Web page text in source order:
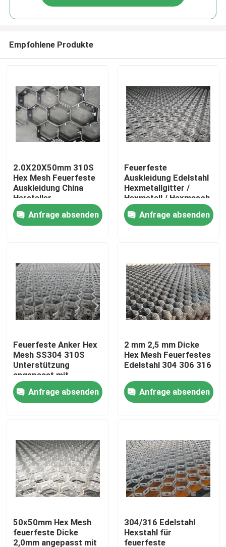
Produkte
Videos
VR-Show
Über uns
Qualitätskontrolle
Kontaktiere uns
Fechten der geschweißten Masche
Empfohlene Produkte
2.0X20X50mm 310S
Hex Mesh Feuerfeste
Auskleidung China
Hersteller
Anfrage absenden
Feuerfeste
Auskleidung Edelstahl
Hexmetallgitter /
Hexmetall / Hexmesch
Lieferant Form China
Anfrage absenden
Feuerfeste Anker Hex
Mesh SS304 310S
Unterstützung
angepasst mit
50x50mm Mesh
Anfrage absenden
2 mm 2,5 mm Dicke
Hex Mesh Feuerfestes
Edelstahl 304 306 316
Anfrage absenden
50x50mm Hex Mesh
feuerfeste Dicke
2,0mm angepasst mit
304/316 Edelstahl
Hexstahl für
feuerfeste